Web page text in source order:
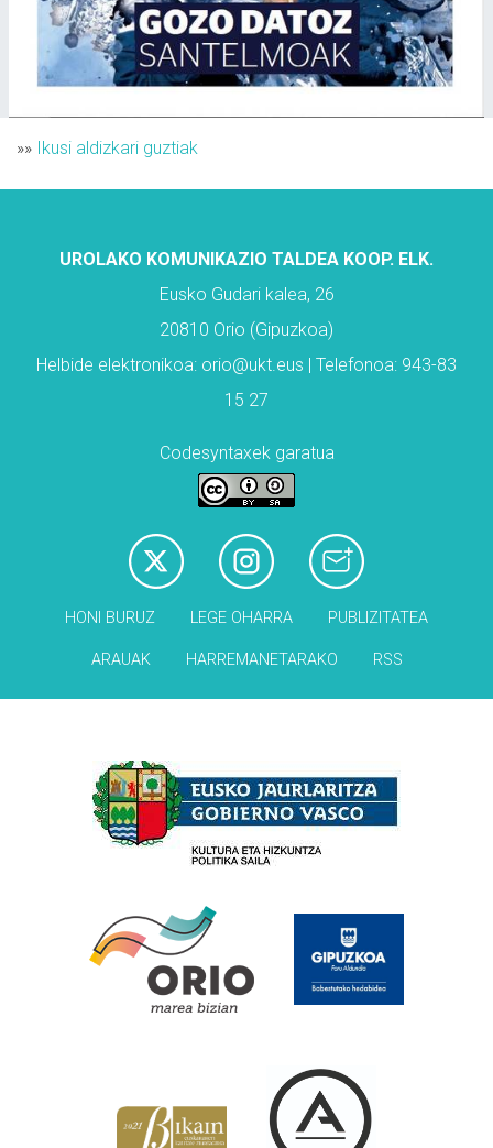
»» Ikusi aldizkari guztiak
UROLAKO KOMUNIKAZIO TALDEA KOOP. ELK.
Eusko Gudari kalea, 26
20810 Orio (Gipuzkoa)
Helbide elektronikoa: orio@ukt.eus | Telefonoa: 943-83
15 27
Codesyntaxek garatua
HONI BURUZ LEGE OHARRA PUBLIZITATEA
ARAUAK HARREMANETARAKO RSS